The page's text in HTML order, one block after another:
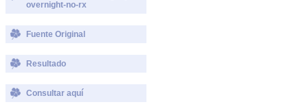
overnight-no-rx
Fuente Original
Resultado
Consultar aquí